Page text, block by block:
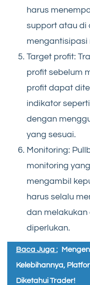
harus
support atau di
mengantisipasi
Target profit:
profit sebelum
profit dapat
indikator
dengan
yang sesuai.
Monitoring:
monitoring
mengambil
harus selalu
dan melakukan
diperlukan.
Baca Juga :
Kelebihannya,
Diketahui Trader!